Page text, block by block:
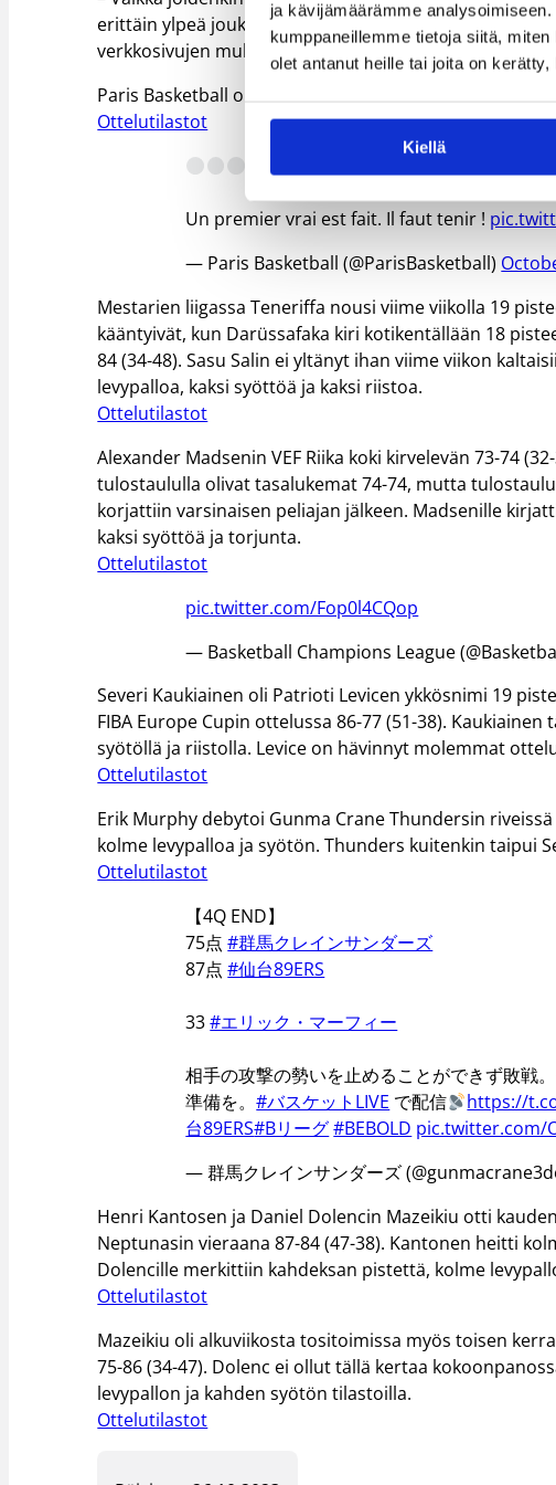
ja kävijämäärämme
kumppaneillemme tietoja siitä,
olet antanut heille tai joita on
Kiellä
erittäin ylpeä joukkueestamme, Paris Basketballin
verkkosivujen mukaan.
Paris Basketball on voittanut kaikki neljä peliään
Ottelutilastot
Un premier vrai est fait. Il faut tenir !
— Paris Basketball (@ParisBasketball)
Mestarien liigassa Teneriffa nousi viime viikolla 19
kääntyivät, kun Darüssafaka kiri kotikentällään 18
84 (34-48). Sasu Salin ei yltänyt ihan viime viikon
levypalloa, kaksi syöttöä ja kaksi riistoa.
Ottelutilastot
Alexander Madsenin VEF Riika koki kirvelevän 73-74
tulostaululla olivat tasalukemat 74-74, mutta
korjattiin varsinaisen peliajan jälkeen. Madsenille
kaksi syöttöä ja torjunta.
Ottelutilastot
pic.twitter.com/Fop0l4CQop
— Basketball Champions League
Severi Kaukiainen oli Patrioti Levicen ykkösnimi 19
FIBA Europe Cupin ottelussa 86-77 (51-38).
syötöllä ja riistolla. Levice on hävinnyt molemmat
Ottelutilastot
Erik Murphy debytoi Gunma Crane Thundersin
kolme levypalloa ja syötön. Thunders kuitenkin taipui
Ottelutilastot
【4Q END】
75点#群馬クレインサンダーズ
87点#仙台89ERS
33#エリック・マーフィー
相手の攻撃の勢いを止めることができず敗戦
準備を。#バスケットLIVE で配信 https://
台89ERS#Bリーグ#BEBOLD pic.twitter.com/
— 群馬クレインサンダーズ
Henri Kantosen ja Daniel Dolencin Mazeikiu otti
Neptunasin vieraana 87-84 (47-38). Kantonen heitti
Dolencille merkittiin kahdeksan pistettä, kolme
Ottelutilastot
Mazeikiu oli alkuviikosta tositoimissa myös toisen
75-86 (34-47). Dolenc ei ollut tällä kertaa
levypallon ja kahden syötön tilastoilla.
Ottelutilastot